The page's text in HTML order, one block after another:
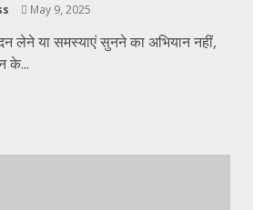
May 9, 2025
लेने या समस्याएं सुनने का अभियान नहीं,
के...